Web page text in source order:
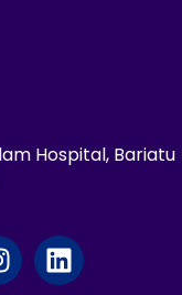
Hospital, Bariatu
L
i